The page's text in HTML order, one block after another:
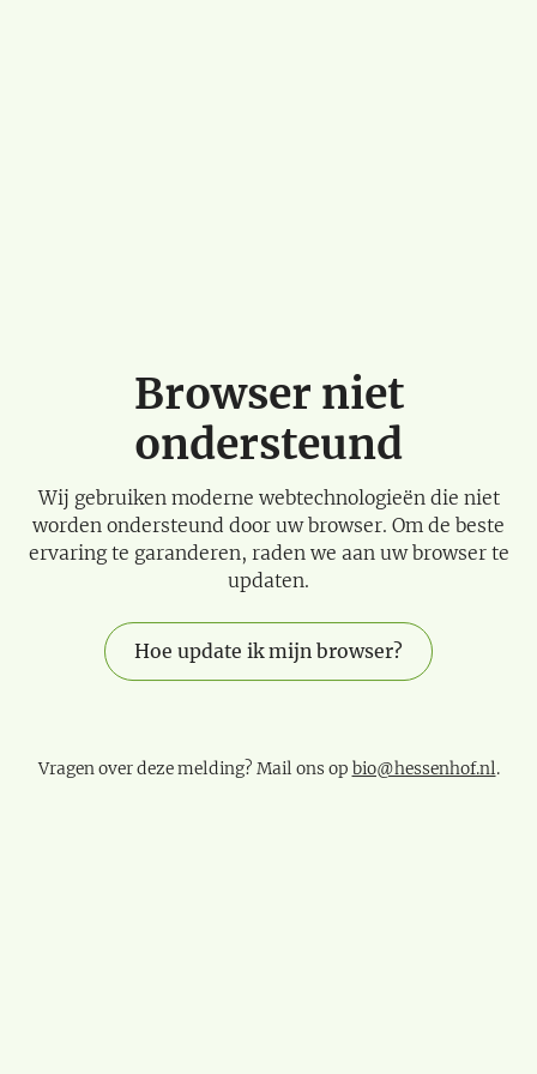
Browser niet
ondersteund
Wij gebruiken moderne webtechnologieën die niet
worden ondersteund door uw browser. Om de beste
ervaring te garanderen, raden we aan uw browser te
updaten.
Hoe update ik mijn browser?
Vragen over deze melding? Mail ons op bio@hessenhof.nl.